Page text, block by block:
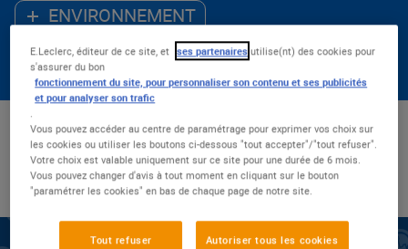
ENVIRONNEMENT
ACCÈS AU NUMÉRIQUE
Les - récents
Nombre de résultats : 54
E.Leclerc, éditeur de ce site, et ses partenaires utilise(nt) des cookies pour
s'assurer du bon
fonctionnement du site, pour personnaliser son contenu et ses publicités
et pour analyser son trafic
Vous pouvez accéder au centre de paramétrage pour exprimer vos choix sur
les cookies ou utiliser les boutons ci-dessous "tout accepter"/"tout refuser".
Votre choix est valable uniquement sur ce site pour une durée de 6 mois.
Vous pouvez changer d'avis à tout moment en cliquant sur le bouton
"paramétrer les cookies" en bas de chaque page de notre site.
Tout refuser Autoriser tous les cookies